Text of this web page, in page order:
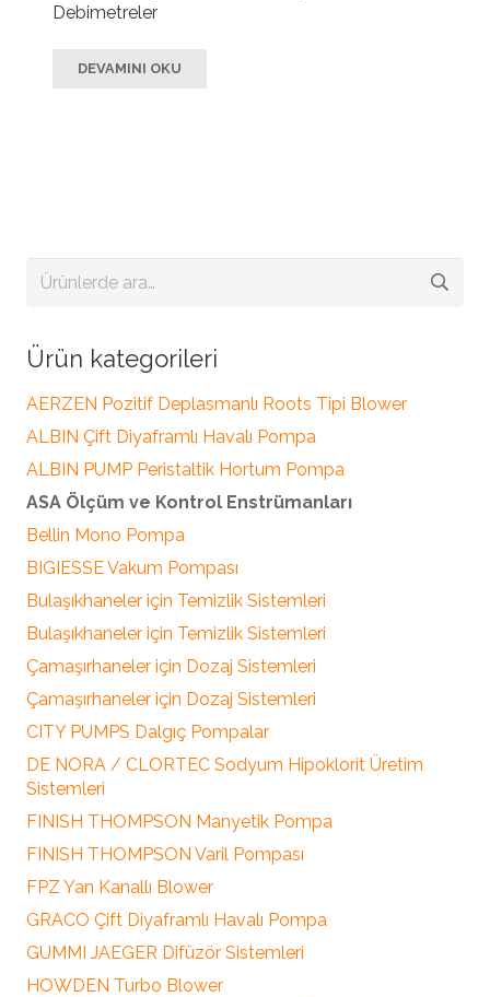
Debimetreler
DEVAMINI OKU
Ara:
Ürün kategorileri
AERZEN Pozitif Deplasmanlı Roots Tipi Blower
ALBIN Çift Diyaframlı Havalı Pompa
ALBIN PUMP Peristaltik Hortum Pompa
ASA Ölçüm ve Kontrol Enstrümanları
Bellin Mono Pompa
BIGIESSE Vakum Pompası
Bulaşıkhaneler için Temizlik Sistemleri
Bulaşıkhaneler için Temizlik Sistemleri
Çamaşırhaneler için Dozaj Sistemleri
Çamaşırhaneler için Dozaj Sistemleri
CITY PUMPS Dalgıç Pompalar
DE NORA / CLORTEC Sodyum Hipoklorit Üretim
Sistemleri
FINISH THOMPSON Manyetik Pompa
FINISH THOMPSON Varil Pompası
FPZ Yan Kanallı Blower
GRACO Çift Diyaframlı Havalı Pompa
GUMMI JAEGER Difüzör Sistemleri
HOWDEN Turbo Blower